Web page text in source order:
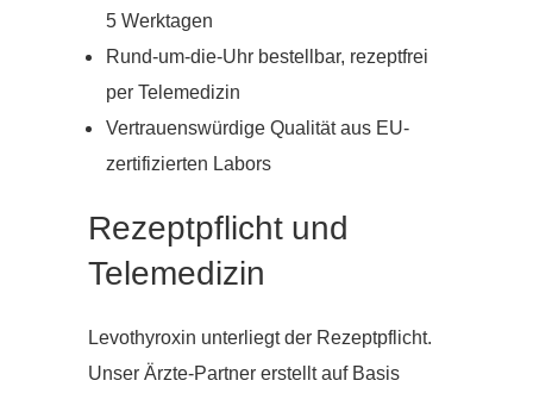
5 Werktagen
Rund-um-die-Uhr bestellbar, rezeptfrei
per Telemedizin
Vertrauenswürdige Qualität aus EU-
zertifizierten Labors
Rezeptpflicht und
Telemedizin
Levothyroxin unterliegt der Rezeptpflicht.
Unser Ärzte-Partner erstellt auf Basis